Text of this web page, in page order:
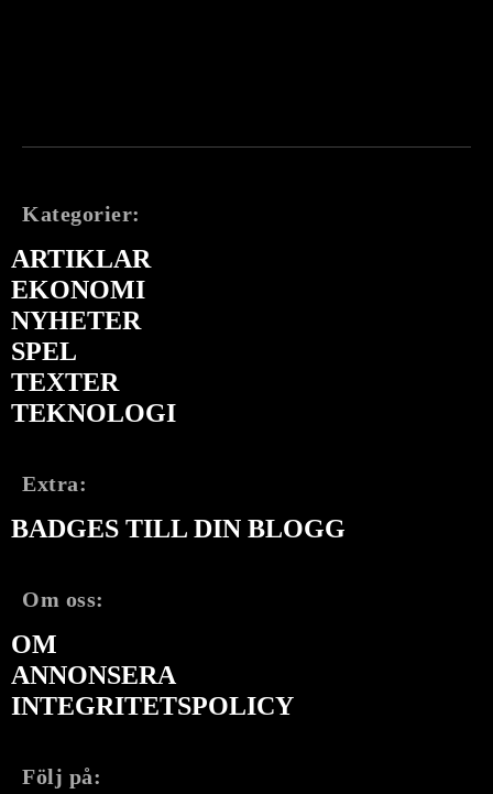
Kategorier:
ARTIKLAR
EKONOMI
NYHETER
SPEL
TEXTER
TEKNOLOGI
Extra:
BADGES TILL DIN BLOGG
Om oss:
OM
ANNONSERA
INTEGRITETSPOLICY
Följ på: